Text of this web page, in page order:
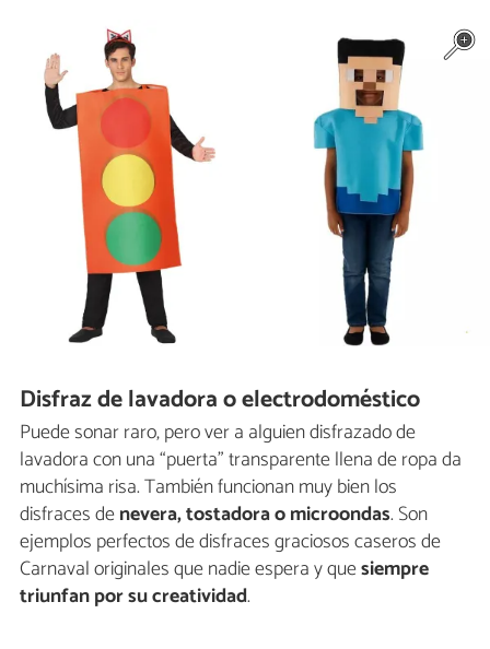
Disfraz de lavadora o electrodoméstico
Puede sonar raro, pero ver a alguien disfrazado de
lavadora con una “puerta” transparente llena de ropa da
muchísima risa. También funcionan muy bien los
disfraces denevera, tostadora o microondas. Son
ejemplos perfectos de disfraces graciosos caseros de
Carnaval originales que nadie espera y quesiempre
triunfan por su creatividad.